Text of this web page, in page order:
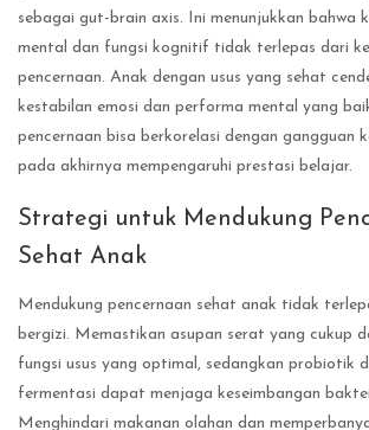
sebagai gut-brain axis. Ini menunjukkan bahwa
mental dan fungsi kognitif tidak terlepas dari
pencernaan. Anak dengan usus yang sehat
kestabilan emosi dan performa mental yang
pencernaan bisa berkorelasi dengan gangguan
pada akhirnya mempengaruhi prestasi belajar.
Strategi untuk Mendukung
Sehat Anak
Mendukung pencernaan sehat anak tidak
bergizi. Memastikan asupan serat yang cukup
fungsi usus yang optimal, sedangkan probiotik
fermentasi dapat menjaga keseimbangan
Menghindari makanan olahan dan